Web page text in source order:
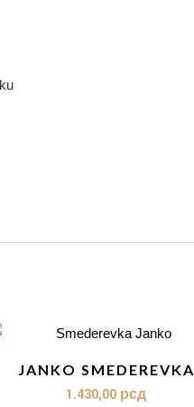
JANKO SMEDEREVKA
1.430,00 рсд